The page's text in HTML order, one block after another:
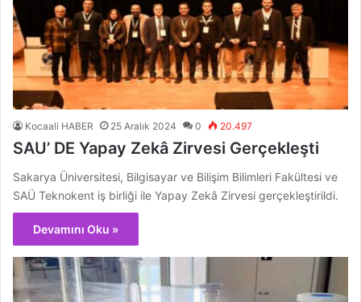
Kocaali HABER 25 Aralık 2024 0 20.497
SAU’ DE Yapay Zekâ Zirvesi Gerçekleşti
Sakarya Üniversitesi, Bilgisayar ve Bilişim Bilimleri Fakültesi ve
SAÜ Teknokent iş birliği ile Yapay Zekâ Zirvesi gerçekleştirildi.
Devamını Oku »